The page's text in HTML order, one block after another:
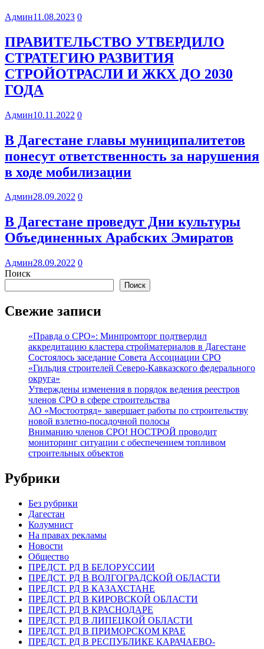
Админ11.08.2023 0
ПРАВИТЕЛЬСТВО УТВЕРДИЛО
СТРАТЕГИЮ РАЗВИТИЯ
СТРОЙОТРАСЛИ И ЖКХ ДО 2030
ГОДА
Админ10.11.2022 0
В Дагестане главы муниципалитетов
понесут ответственность за нарушения
в ходе мобилизации
Админ28.09.2022 0
В Дагестане проведут Дни культуры
Объединенных Арабских Эмиратов
Админ28.09.2022 0
Поиск
Поиск
Свежие записи
«Правда о СРО»: Минпромторг подтвердил
аккредитацию кластера стройматериалов в Дагестане
Состоялось заседание Совета Ассоциации СРО
«Гильдия строителей Северо-Кавказского федерального
округа»
Утверждены изменения в порядок ведения реестров
членов СРО в сфере строительства
АО «Мостоотряд» завершает работы по строительству
новой взлетно-посадочной полосы
Вниманию членов СРО! НОСТРОЙ проводит
мониторинг ситуации с обеспечением топливом
строительных объектов
Рубрики
Без рубрики
Дагестан
Колумнист
На правах рекламы
Новости
Общество
ПРЕДСТ. РД В БЕЛОРУССИИ
ПРЕДСТ. РД В ВОЛГОГРАДСКОЙ ОБЛАСТИ
ПРЕДСТ. РД В КАЗАХСТАНЕ
ПРЕДСТ. РД В КИРОВСКОЙ ОБЛАСТИ
ПРЕДСТ. РД В КРАСНОДАРЕ
ПРЕДСТ. РД В ЛИПЕЦКОЙ ОБЛАСТИ
ПРЕДСТ. РД В ПРИМОРСКОМ КРАЕ
ПРЕДСТ. РД В РЕСПУБЛИКЕ КАРАЧАЕВО-